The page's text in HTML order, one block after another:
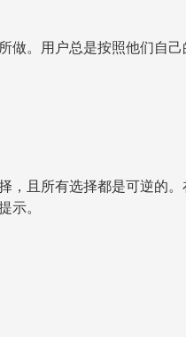
做。用户总是按照他们自
，且所有选择都是可逆的
示。